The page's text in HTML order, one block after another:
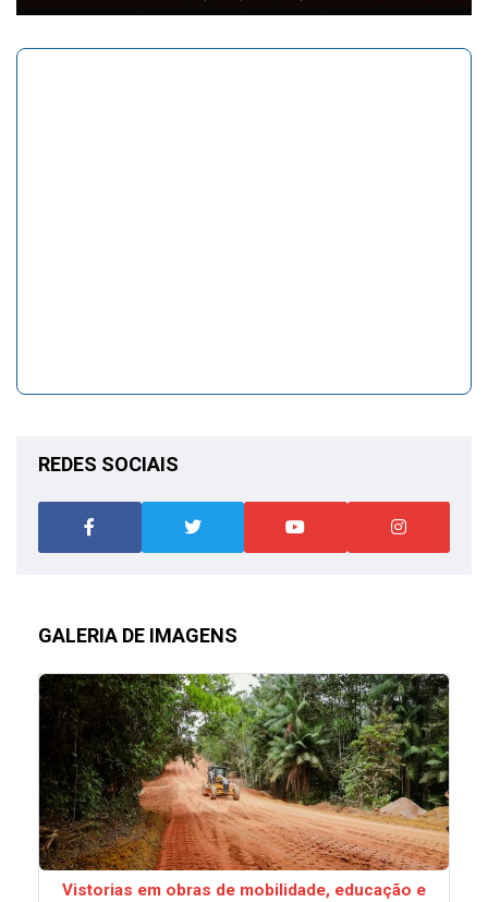
REDES SOCIAIS
GALERIA DE IMAGENS
Vistorias em obras de mobilidade, educação e